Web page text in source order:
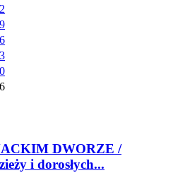
DWORZE /
i dorosłych...